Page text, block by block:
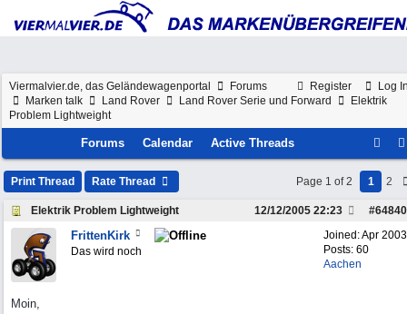
Register Log
Viermalvier.de, das Geländewagenportal
Forums
Marken talk
Land Rover Land Rover Serie und Forward
Elektrik
Problem Lightweight
Forums Calendar Active Threads
Print Thread Rate Thread Page 1 of 2 1 2
Elektrik Problem Lightweight #64840
12/12/2005 22:23
Joined:Apr 2003
Posts: 60
Aachen
FrittenKirk
Das wird noch
Moin,